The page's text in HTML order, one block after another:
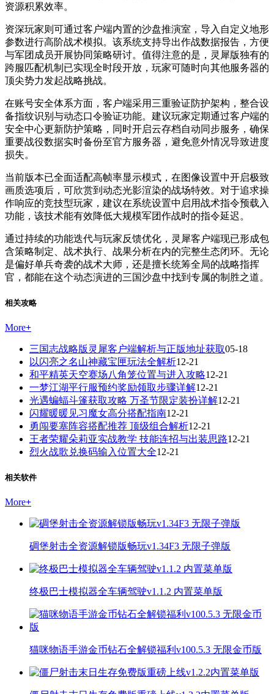
资源积累效率。
资深玩家则可通过客户端内置的沙盘推演室，导入自定义地形
参数进行高阶战术模拟。该系统支持导出作战数据报告，方便
与军团成员开展协同策略研讨。值得注意的是，灵犀版独有的
跨服匹配机制已实现全时段开放，玩家可随时向其他服务器的
顶尖势力发起战略挑战。
在账号安全体系方面，客户端采用三重验证防护架构，整合设
备指纹识别与动态口令验证功能。建议玩家定期通过客户端的
安全中心更新防护策略，同时开启云存档自动同步服务，确保
重要战役数据实时备份至官方服务器，避免意外情况导致进度
损失。
当前版本已全面适配高帧率显示模式，在图像设置中开启极致
画质选项后，可欣赏到动态光影渲染的战场特效。对于追求操
作响应的竞技型玩家，建议在系统设置中启用战术指令预载入
功能，该技术能有效降低大规模军团作战时的指令延迟。
通过持续的功能迭代与玩家反馈优化，灵犀客户端现已形成包
含策略制定、战术执行、战果分析在内的完整生态闭环。无论
是偏好单兵奇袭的战术大师，还是擅长统筹全局的战略指挥
官，都能在这个动态演进的三国沙盘中找到专属的制胜之道。
相关攻略
More+
三国志战略版灵犀客户端解析与正版地址获取05-18
以闪亮之名山神藏宝匣玩法全解析12-21
和平精英天空赛场八角笼位置与进入攻略12-21
一梦江湖平行服预约奖励领取步骤详解12-21
光遇蝙蝠斗篷获取攻略 万圣节限定装扮详解12-21
闪耀暖暖见习魔女高分搭配指南12-21
勇闯要塞阵容搭配推荐 顶级组合解析12-21
王者荣耀朵莉亚实战教学 技能连招与出装思路12-21
烈火战歌兑换码输入位置大全12-21
相关软件
More+
碉堡射击全资源解锁版畅玩v1.34F3 无限子弹版
终极巴士模拟器全车辆驾驶v1.1.2 内置菜单版
猫咪物语手游金币钻石全解锁福利v100.5.3 无限金币版